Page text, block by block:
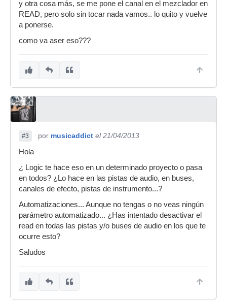
y otra cosa más, se me pone el canal en el mezclador en
READ, pero solo sin tocar nada vamos.. lo quito y vuelve
a ponerse.
como va aser eso???
#3 por musicaddict el 21/04/2013
Hola
¿ Logic te hace eso en un determinado proyecto o pasa
en todos? ¿Lo hace en las pistas de audio, en buses,
canales de efecto, pistas de instrumento...?
Automatizaciones... Aunque no tengas o no veas ningún
parámetro automatizado... ¿Has intentado desactivar el
read en todas las pistas y/o buses de audio en los que te
ocurre esto?
Saludos